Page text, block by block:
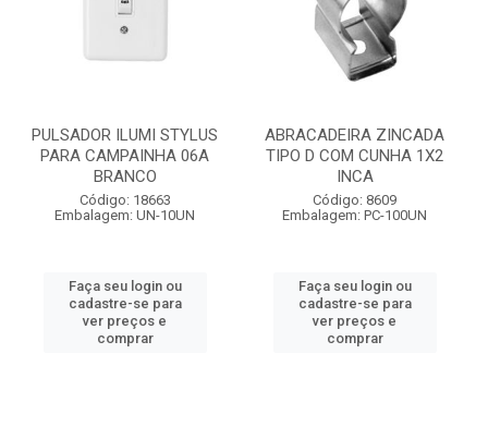
PULSADOR ILUMI STYLUS
PARA CAMPAINHA 06A
BRANCO
Código: 18663
Embalagem: UN-10UN
Faça seu login ou
cadastre-se para
ver preços e
comprar
ABRACADEIRA ZINCADA
TIPO D COM CUNHA 1X2
INCA
Código: 8609
Embalagem: PC-100UN
Faça seu login ou
cadastre-se para
ver preços e
comprar